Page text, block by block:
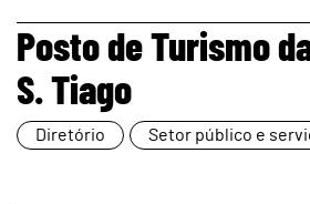
page
Posto de Turismo
S. Tiago
Diretório Setor público e